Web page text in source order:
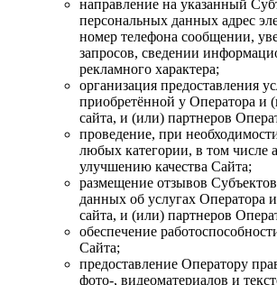
направление на указанный
персональных данных адрес
номер телефона сообщении,
запросов, сведении
рекламного характера;
организация предоставления
приобретённой у Оператора и
сайта, и (или) партнеров
проведение, при
любых категории, в том числе
улучшению качества Сайта;
размещение отзывов
данных об услугах Оператора
сайта, и (или) партнеров
обеспечение
Сайта;
предоставление Оператору
фото-, видеоматериалов и